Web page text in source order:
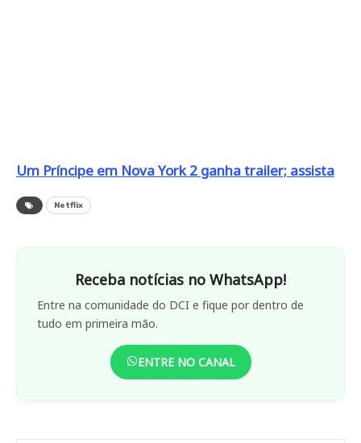
Um Príncipe em Nova York 2 ganha trailer; assista
Netflix
Receba notícias no WhatsApp!
Entre na comunidade do DCI e fique por dentro de
tudo em primeira mão.
ENTRE NO CANAL